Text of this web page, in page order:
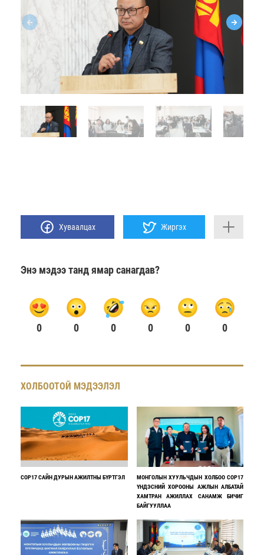
Хуваалцах Жиргэх
Энэ мэдээ танд ямар санагдав?
0 0 0 0 0 0
ХОЛБООТОЙ МЭДЭЭЛЭЛ
COP17 САЙН ДУРЫН АЖИЛТНЫ БҮРТГЭЛ
МОНГОЛЫН ХУУЛЬЧДЫН ХОЛБОО COP17
ҮНДЭСНИЙ ХОРООНЫ АЖЛЫН АЛБАТАЙ
ХАМТРАН АЖИЛЛАХ САНАМЖ БИЧИГ
БАЙГУУЛЛАА